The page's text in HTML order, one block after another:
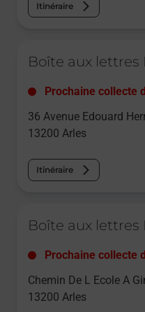
Itinéraire
Boîte aux lettres
Prochaine collecte
36 Avenue Edouard
13200 Arles
Itinéraire
Boîte aux lettres
Prochaine collecte
Chemin De L Ecole A
13200 Arles